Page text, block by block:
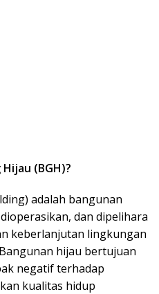
(BGH)?
adalah bangunan
dan dipelihara
keberlanjutan lingkungan
hijau bertujuan
negatif terhadap
kualitas hidup